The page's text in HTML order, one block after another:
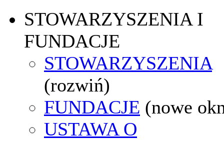
STOWARZYSZENIA I
FUNDACJE
STOWARZYSZENIA
(rozwiń)
FUNDACJE (nowe
USTAWA O